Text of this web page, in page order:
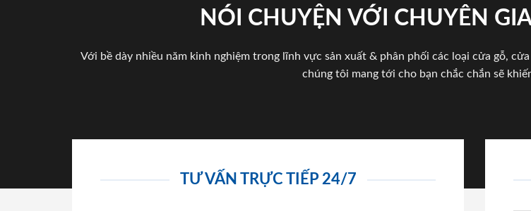
NÓI CHUYỆN VỚI CHUYÊN
Với bề dày nhiều năm kinh nghiệm trong lĩnh vực sản xuất & phân phối các loại cửa gỗ,
chúng tôi mang tới cho bạn chắc chắn sẽ
TƯ VẤN TRỰC TIẾP 24/7